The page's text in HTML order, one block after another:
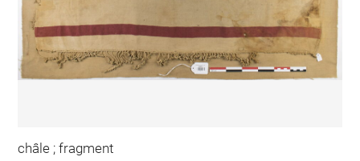
châle ; fragment